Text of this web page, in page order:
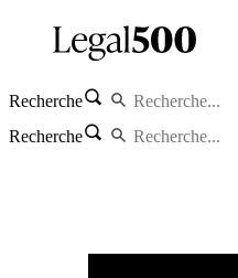
Recherche
Recherche